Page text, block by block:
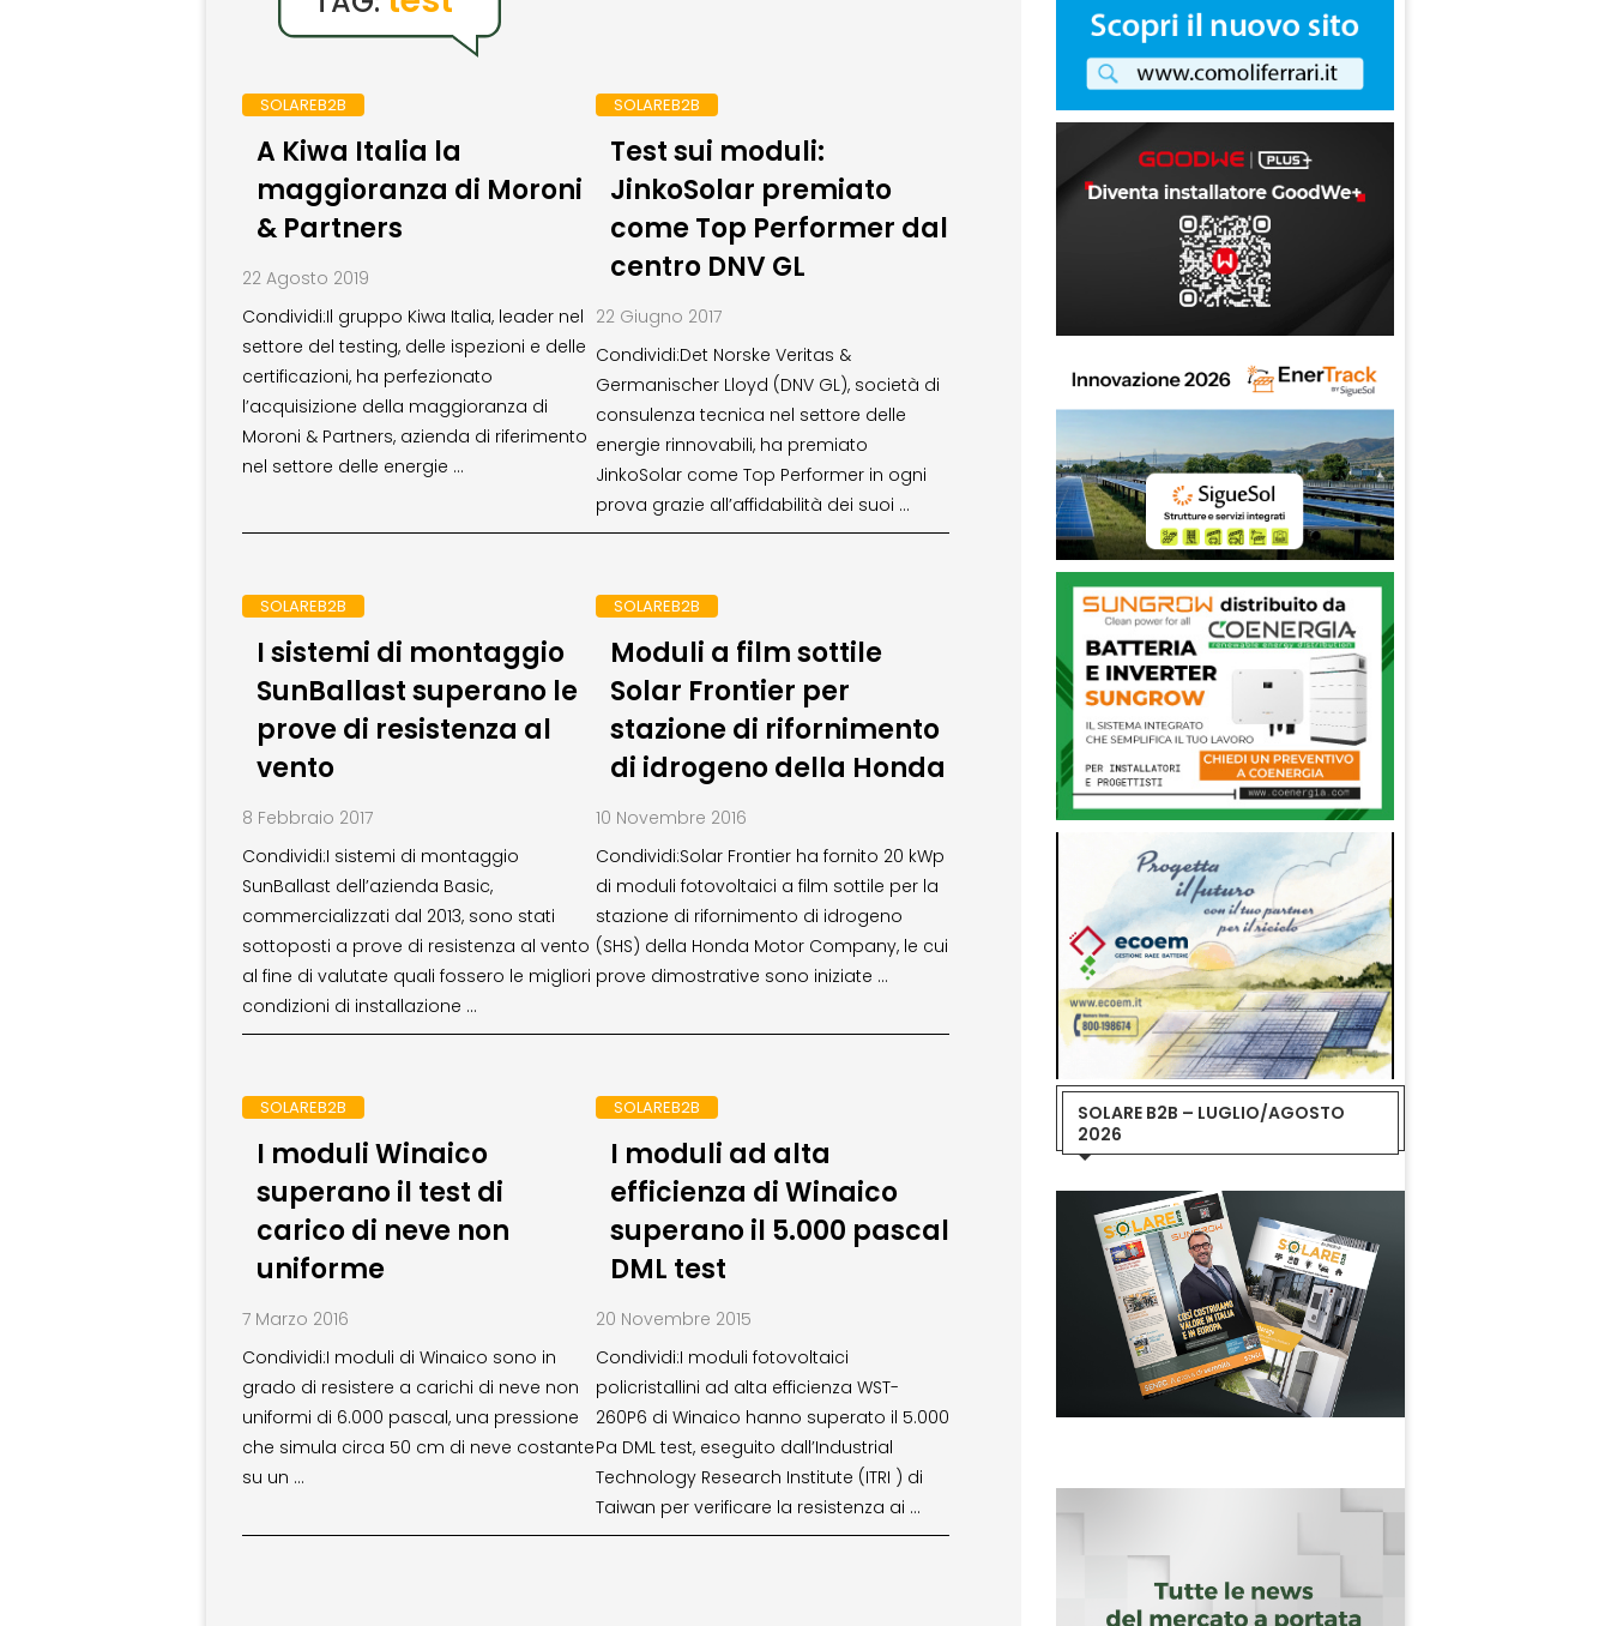
SOLAREB2B
A Kiwa Italia la
maggioranza di Moroni
& Partners
22 Agosto 2019
Condividi:Il gruppo Kiwa Italia, leader nel
settore del testing, delle ispezioni e delle
certificazioni, ha perfezionato
l’acquisizione della maggioranza di
Moroni & Partners, azienda di riferimento
nel settore delle energie …
SOLAREB2B
Test sui moduli:
JinkoSolar premiato
come Top Performer dal
centro DNV GL
22 Giugno 2017
Condividi:Det Norske Veritas &
Germanischer Lloyd (DNV GL), società di
consulenza tecnica nel settore delle
energie rinnovabili, ha premiato
JinkoSolar come Top Performer in ogni
prova grazie all’affidabilità dei suoi …
SOLAREB2B
I sistemi di montaggio
SunBallast superano le
prove di resistenza al
vento
8 Febbraio 2017
Condividi:I sistemi di montaggio
SunBallast dell’azienda Basic,
commercializzati dal 2013, sono stati
sottoposti a prove di resistenza al vento
al fine di valutate quali fossero le migliori
condizioni di installazione …
SOLAREB2B
Moduli a film sottile
Solar Frontier per
stazione di rifornimento
di idrogeno della Honda
10 Novembre 2016
Condividi:Solar Frontier ha fornito 20 kWp
di moduli fotovoltaici a film sottile per la
stazione di rifornimento di idrogeno
(SHS) della Honda Motor Company, le cui
prove dimostrative sono iniziate …
SOLAREB2B
I moduli Winaico
superano il test di
carico di neve non
uniforme
7 Marzo 2016
Condividi:I moduli di Winaico sono in
grado di resistere a carichi di neve non
uniformi di 6.000 pascal, una pressione
che simula circa 50 cm di neve costante
su un …
SOLAREB2B
I moduli ad alta
efficienza di Winaico
superano il 5.000 pascal
DML test
20 Novembre 2015
Condividi:I moduli fotovoltaici
policristallini ad alta efficienza WST-
260P6 di Winaico hanno superato il 5.000
Pa DML test, eseguito dall’Industrial
Technology Research Institute (ITRI ) di
Taiwan per verificare la resistenza ai …
SOLARE B2B – LUGLIO/AGOSTO
2026